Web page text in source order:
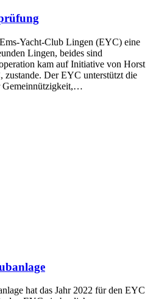
Yacht-Club Lingen (EYC) eine
Lingen, beides sind
kam auf Initiative von Horst
Der EYC unterstützt die
Gemeinnützigkeit,…
hat das Jahr 2022 für den EYC